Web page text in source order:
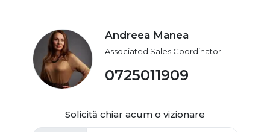
Andreea Manea
Associated Sales Coordinator
0725011909
Solicită chiar acum o vizionare